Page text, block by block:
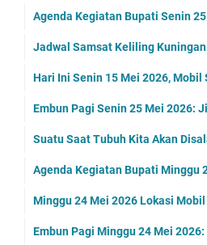
Agenda Kegiatan Bupati Senin
Jadwal Samsat Keliling
Hari Ini Senin 15 Mei 2026, Mobil
Embun Pagi Senin 25 Mei 2026:
Suatu Saat Tubuh Kita Akan
Agenda Kegiatan Bupati Minggu
Minggu 24 Mei 2026 Lokasi
Embun Pagi Minggu 24 Mei